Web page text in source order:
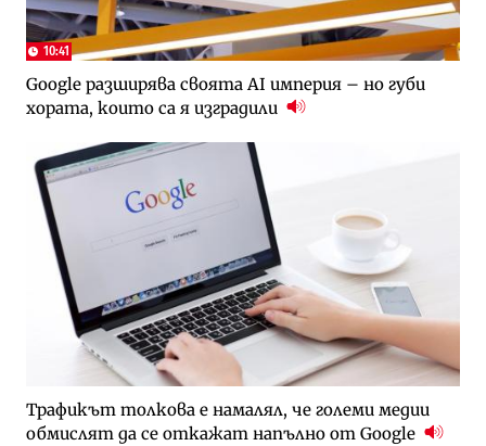
10:41
Google разширява своята AI империя – но губи
хората, които са я изградили
Трафикът толкова е намалял, че големи медии
обмислят да се откажат напълно от Google